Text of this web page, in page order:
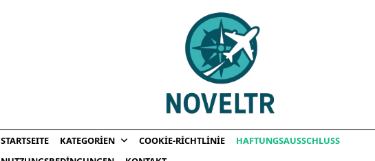
STARTSEITE KATEGORIEN COOKIE-RICHTLINIE
HAFTUNGSAUSSCHLUSS